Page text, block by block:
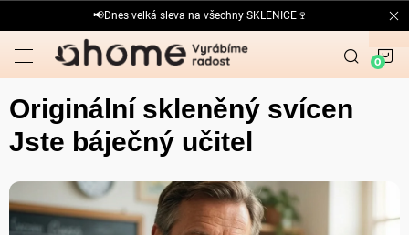
na
obsah
📢Dnes velká sleva na všechny SKLENICE🍷
Originální skleněný svícen
Jste báječný učitel